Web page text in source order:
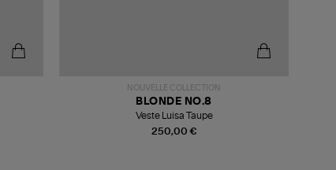
NOUVELLE COLLECTION
250,00 €
BLONDE NO.8
Veste Luisa Taupe